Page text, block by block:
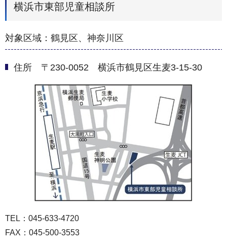
横浜市東部児童相談所
対象区域：鶴見区、神奈川区
住所 〒230-0052 横浜市鶴見区生麦3-15-30
TEL：045-633-4720
FAX：045-500-3553